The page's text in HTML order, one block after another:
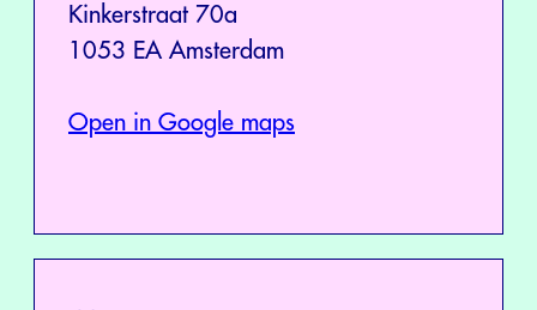
Kinkerstraat 70a
1053 EA Amsterdam
Open in Google maps